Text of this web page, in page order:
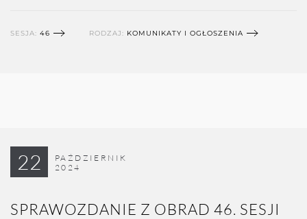
SESJA: 46 RODZAJ: KOMUNIKATY I OGŁOSZENIA
22
PAŹDZIERNIK
2024
SPRAWOZDANIE Z OBRAD 46. SESJI